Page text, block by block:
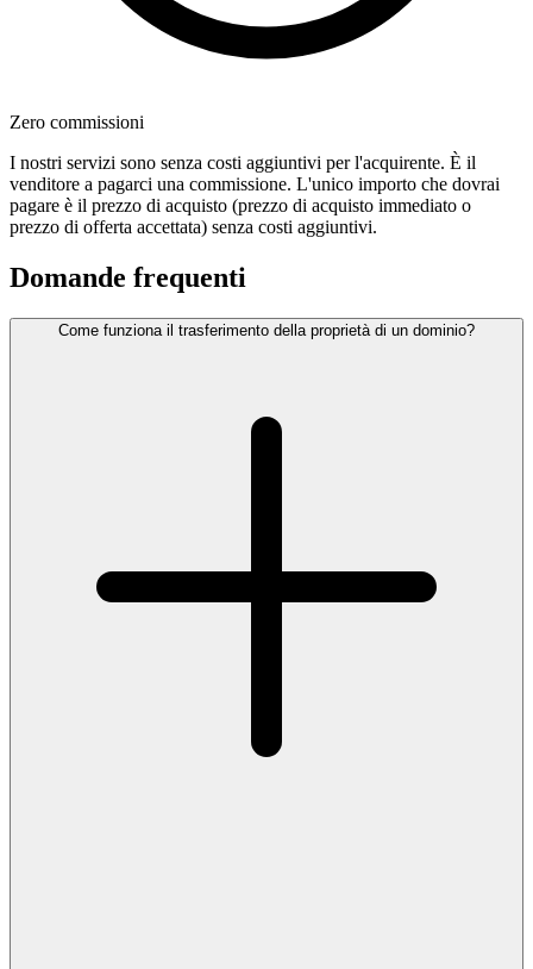
Zero commissioni
I nostri servizi sono senza costi aggiuntivi per l'acquirente. È il
venditore a pagarci una commissione. L'unico importo che dovrai
pagare è il prezzo di acquisto (prezzo di acquisto immediato o
prezzo di offerta accettata) senza costi aggiuntivi.
Domande frequenti
Come funziona il trasferimento della proprietà di un dominio?